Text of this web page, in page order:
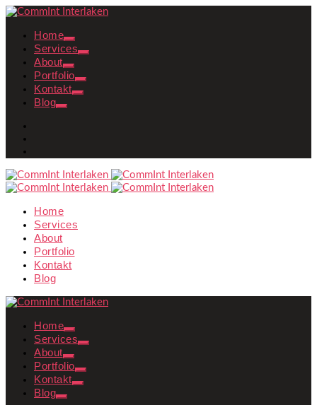
Home
Services
About
Portfolio
Kontakt
Blog
Home
Services
About
Portfolio
Kontakt
Blog
Home
Services
About
Portfolio
Kontakt
Blog